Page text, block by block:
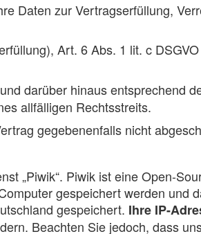
Daten zur Vertragserfüllung,
Art. 6 Abs. 1 lit. c
darüber hinaus entsprechend
allfälligen Rechtsstreits.
gegebenenfalls nicht
„Piwik“. Piwik ist eine Open-
gespeichert werden
gespeichert. Ihre IP-
Beachten Sie jedoch, dass